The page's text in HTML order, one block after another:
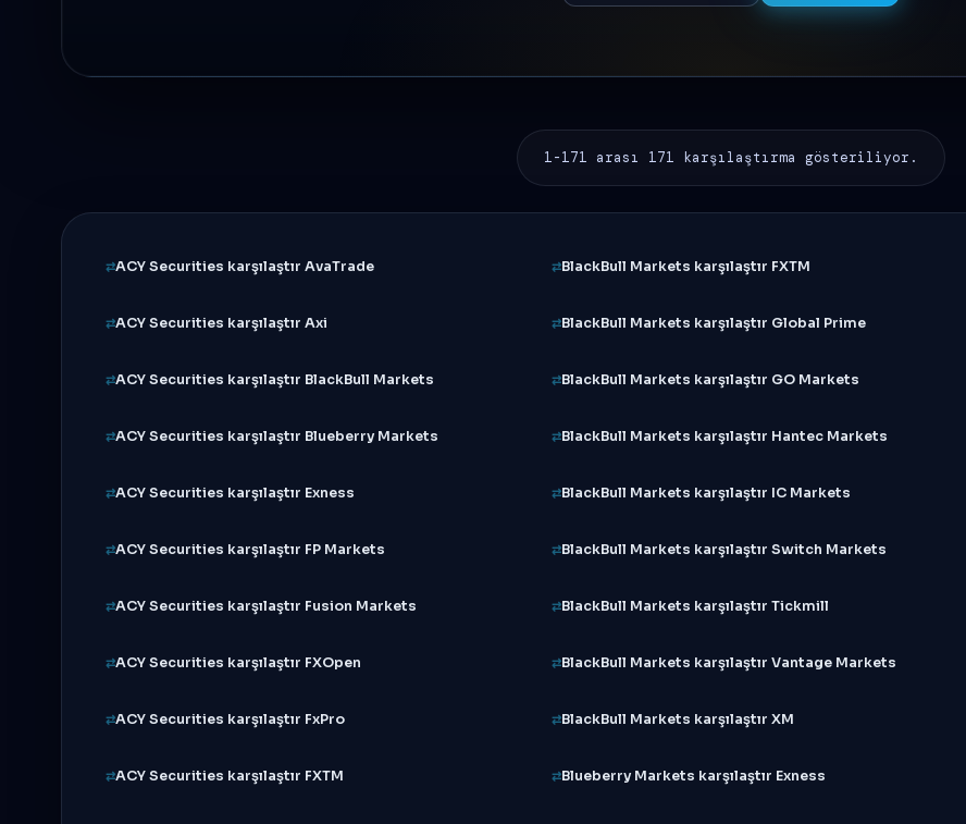
1-171 arası 171 karşılaştırma gösteriliyor.
ACY Securities karşılaştır AvaTrade
ACY Securities karşılaştır Axi
ACY Securities karşılaştır BlackBull Markets
ACY Securities karşılaştır Blueberry Markets
ACY Securities karşılaştır Exness
ACY Securities karşılaştır FP Markets
ACY Securities karşılaştır Fusion Markets
ACY Securities karşılaştır FXOpen
ACY Securities karşılaştır FxPro
ACY Securities karşılaştır FXTM
BlackBull Markets karşılaştır FXTM
BlackBull Markets karşılaştır Global Prime
BlackBull Markets karşılaştır GO Markets
BlackBull Markets karşılaştır Hantec Markets
BlackBull Markets karşılaştır IC Markets
BlackBull Markets karşılaştır Switch Markets
BlackBull Markets karşılaştır Tickmill
BlackBull Markets karşılaştır Vantage Markets
BlackBull Markets karşılaştır XM
Blueberry Markets karşılaştır Exness